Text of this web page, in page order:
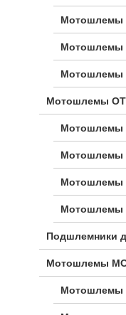
Мотошлемы
Мотошлемы
Мотошлемы
Мотошлемы
Мотошлемы
Мотошлемы
Мотошлемы
Мотошлемы
Подшлемники
Мотошлемы
Мотошлемы